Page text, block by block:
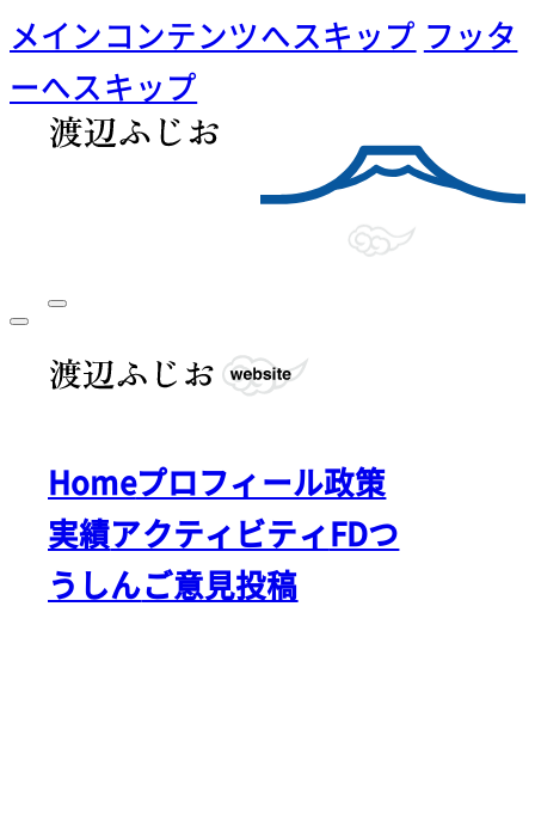
メインコンテンツへスキップ フッタ
ーへスキップ
Homeプロフィール政策
実績アクティビティFDつ
うしんご意見投稿